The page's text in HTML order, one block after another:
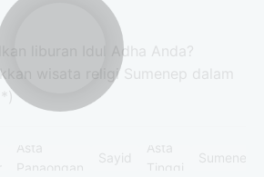
liburan Idul Adha Anda?
wisata religi Sumenep dalam
Asta
Panaongan
Sayid
Asta
Tinggi
Sumenep